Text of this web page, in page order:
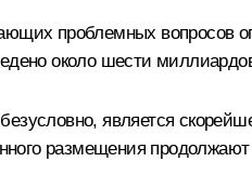
проблемных вопросов
около шести
является
размещения